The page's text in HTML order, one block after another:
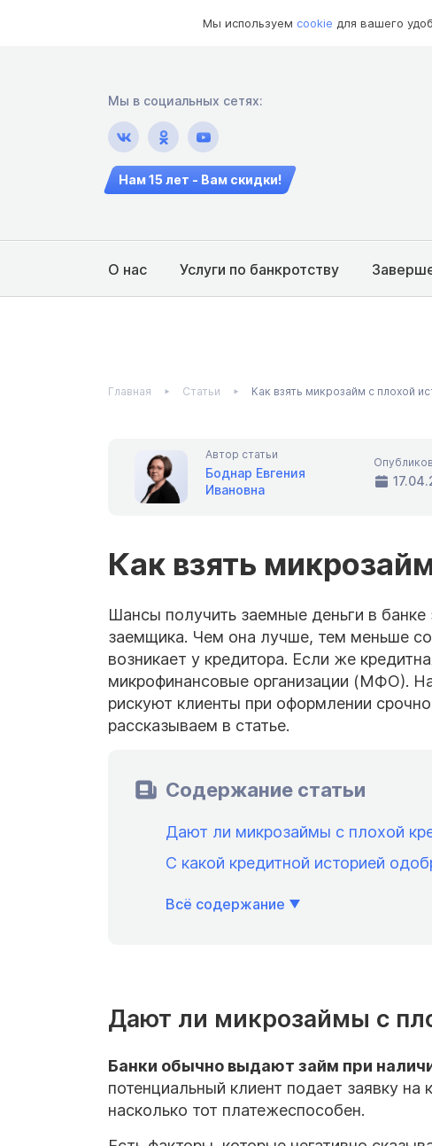
Мы используем cookie для вашего
Мы в социальных сетях:
Нам 15 лет - Вам скидки!
О нас Услуги по банкротству
Главная Статьи Как взять микрозайм с плохой
Автор статьи
Боднар Евгения
Ивановна
Как взять
Шансы получить заемные деньги в банке
заемщика. Чем она лучше, тем меньше
возникает у кредитора. Если же
микрофинансовые организации (МФО).
рискуют клиенты при оформлении
рассказываем в статье.
Содержание статьи
Дают ли микрозаймы с плохой
С какой кредитной историей
Всё содержание
Дают ли микрозаймы с
Банки обычно выдают займ при
потенциальный клиент подает заявку
насколько тот платежеспособен.